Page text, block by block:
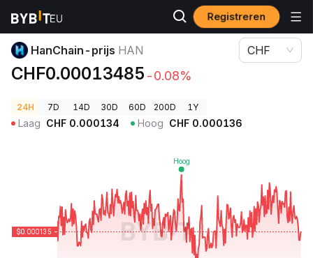
Registreren
Cryptoprijzen
HanChain-prijs HAN
CHF0.00013485 -0.08%
CHF
24H 7D 14D 30D 60D 200D 1Y
Laag CHF 0.000134 Hoog CHF 0.000136